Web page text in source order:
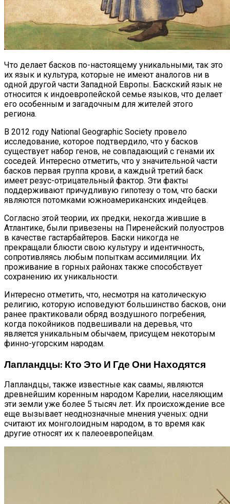
Что делает басков по-настоящему уникальными, так это
их язык и культура, которые не имеют аналогов ни в
одной другой части Западной Европы. Баскский язык не
относится к индоевропейской семье языков, что делает
его особенным и загадочным для жителей этого
региона.
В 2012 году National Geographic Society провело
исследование, которое подтвердило, что у басков
существует набор генов, не совпадающий с генами их
соседей. Интересно отметить, что у значительной части
басков первая группа крови, а каждый третий баск
имеет резус-отрицательный фактор. Эти факты
поддерживают причудливую гипотезу о том, что баски
являются потомками южноамериканских индейцев.
Согласно этой теории, их предки, некогда жившие в
Атлантике, были привезены на Пиренейский полуостров
в качестве гастарбайтеров. Баски никогда не
прекращали блюсти свою культуру и идентичность,
сопротивляясь любым попыткам ассимиляции. Их
проживание в горных районах также способствует
сохранению их уникальности.
Интересно отметить, что, несмотря на католическую
религию, которую исповедуют большинство басков, они
ранее практиковали обряд воздушного погребения,
когда покойников подвешивали на деревья, что
является уникальным обычаем, присущем некоторым
финно-угорским народам.
Лапландцы: Кто Это И Где Они Находятся
Лапландцы, также известные как саамы, являются
древнейшим коренным народом Карелии, населяющим
эти земли уже более 5 тысяч лет. Их происхождение все
еще вызывает неоднозначные мнения ученых: одни
считают их монголоидным народом, в то время как
другие относят их к палеоевропейцам.